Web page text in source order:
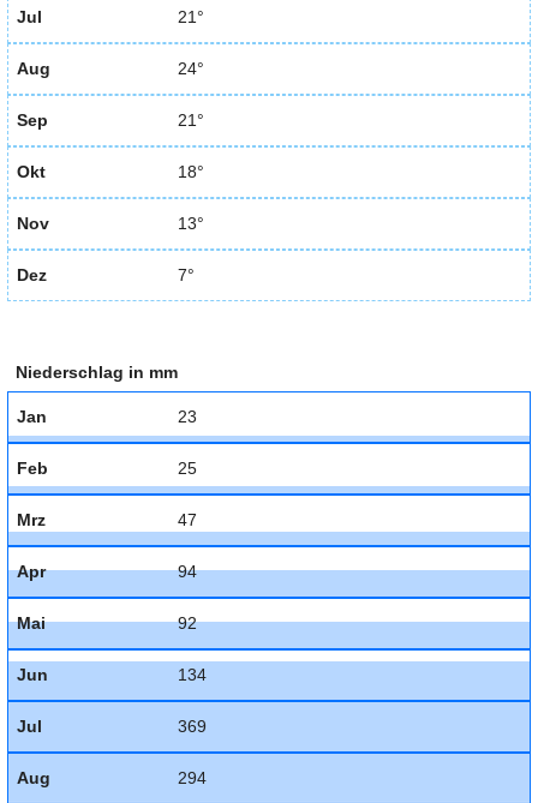
Jul 21°
Aug 24°
Sep 21°
Okt 18°
Nov 13°
Dez 7°
Niederschlag in mm
Jan 23
Feb 25
Mrz 47
Apr 94
Mai 92
Jun 134
Jul 369
Aug 294